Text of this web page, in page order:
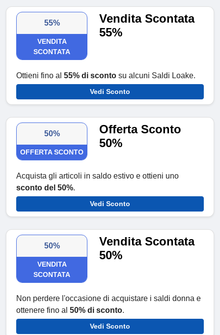
55%
VENDITA
SCONTATA
Vendita Scontata
55%
Ottieni fino al 55% di sconto su alcuni Saldi Loake.
Vedi Sconto
50%
OFFERTA SCONTO
Offerta Sconto
50%
Acquista gli articoli in saldo estivo e ottieni uno
sconto del 50%.
Vedi Sconto
50%
VENDITA
SCONTATA
Vendita Scontata
50%
Non perdere l'occasione di acquistare i saldi donna e
ottenere fino al 50% di sconto.
Vedi Sconto